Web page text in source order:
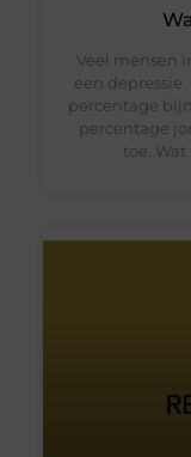
Veel mensen
een
percentage
percentage
toe.